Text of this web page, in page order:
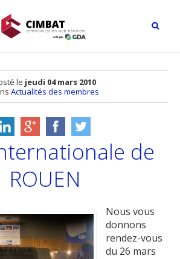
le jeudi 04 mars 2010
Actualités des membres
de
ROUEN
Nous vous
donnons
rendez-vous
du 26 mars